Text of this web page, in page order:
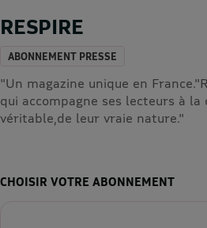
RESPIRE
ABONNEMENT PRESSE
"Un magazine unique en
qui accompagne ses lecteurs à
véritable,de leur vraie nature."
CHOISIR VOTRE ABONNEMENT